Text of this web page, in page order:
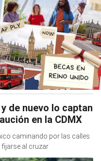
de nuevo lo captan
en la CDMX
caminando por las calles
fijarse al cruzar